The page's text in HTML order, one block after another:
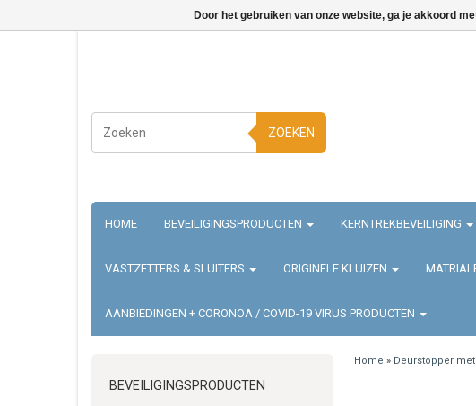
ZOEKEN
HOME BEVEILIGINGSPRODUCTEN KERNTREKBEVEILIGING
VASTZETTERS & SLUITERS ORIGINELE KLUIZEN
AANBIEDINGEN + CORONOA / COVID-19 VIRUS PRODUCTEN
BEVEILIGINGSPRODUCTEN
Home » Deurstopper
Door het gebruiken van onze website, ga je akkoord